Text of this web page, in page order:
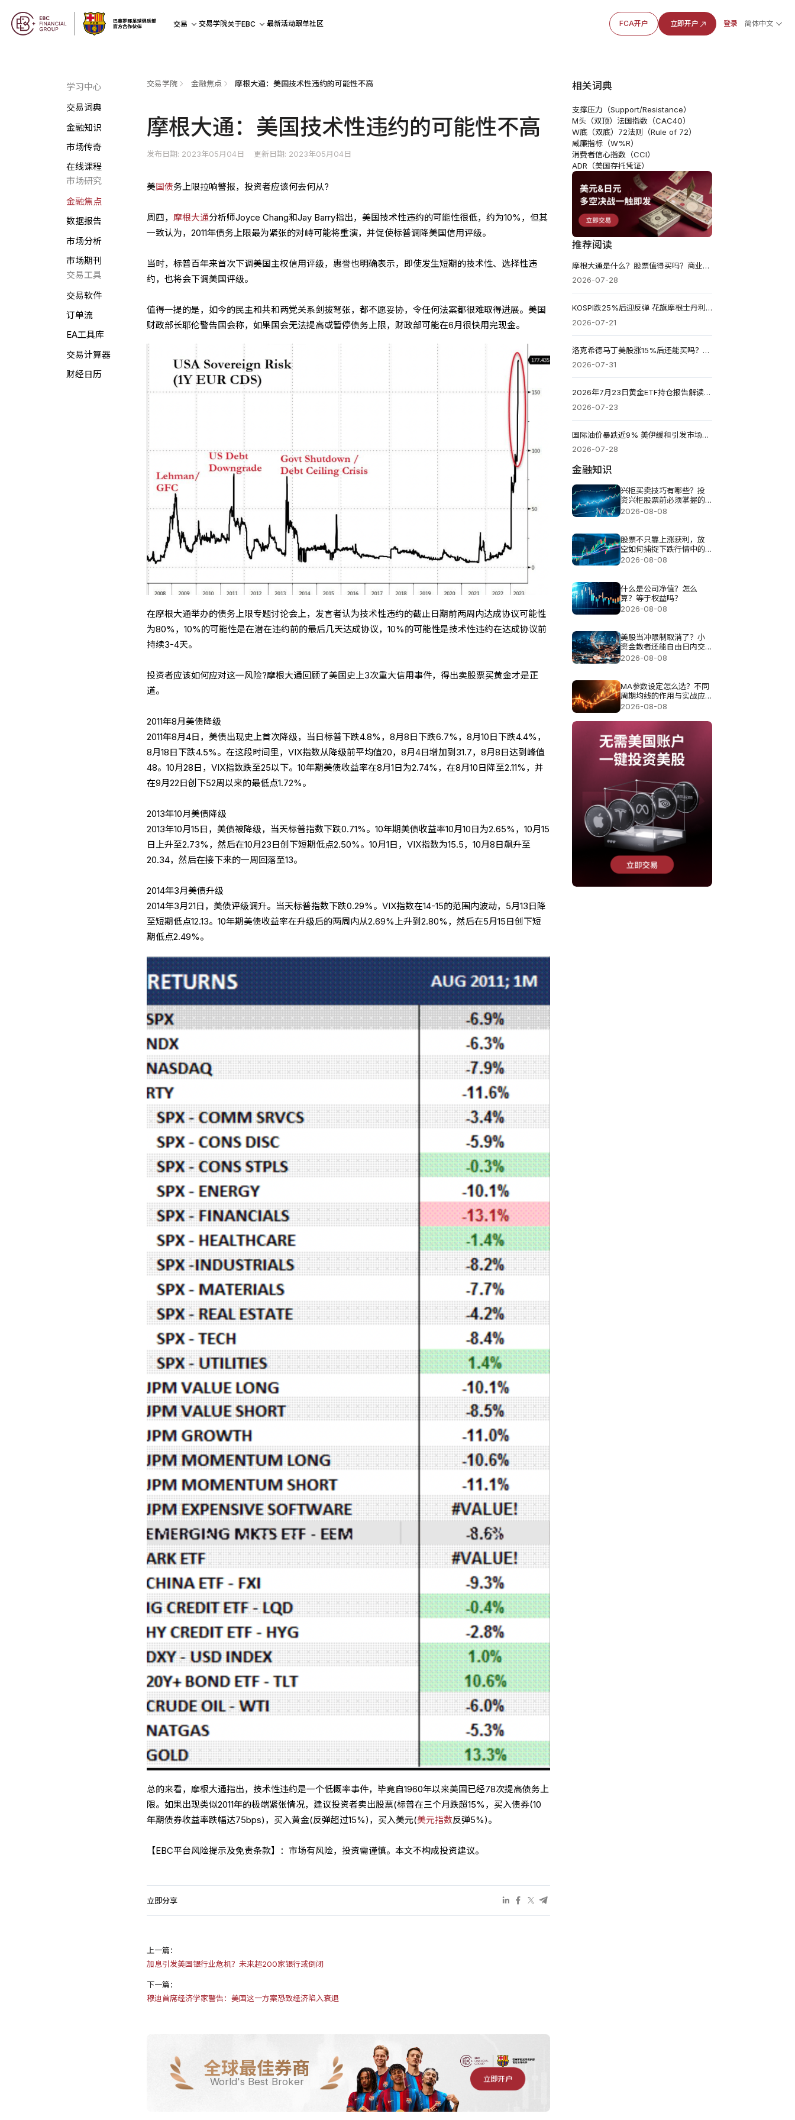
交易 交易学院关于EBC 最新活动跟单社区 FCA开户 立即开户 登录 简体中文
学习中心
交易词典
金融知识
市场传奇
在线课程
市场研究
金融焦点
数据报告
市场分析
市场期刊
交易工具
交易软件
订单流
EA工具库
交易计算器
财经日历
交易学院 金融焦点 摩根大通：美国技术性违约的可能性不高
摩根大通：美国技术性违约的可能性不高
发布日期: 2023年05月04日 更新日期: 2023年05月04日
美国债务上限拉响警报，投资者应该何去何从?
周四， 摩根大通分析师Joyce Chang和Jay Barry指出，美国技术性违约的可能性很低，约为10%，但其
一致认为，2011年债务上限最为紧张的对峙可能将重演，并促使标普调降美国信用评级。
当时，标普百年来首次下调美国主权信用评级，惠誉也明确表示，即使发生短期的技术性、选择性违
约，也将会下调美国评级。
值得一提的是，如今的民主和共和两党关系剑拔弩张，都不愿妥协，令任何法案都很难取得进展。美国
财政部长耶伦警告国会称，如果国会无法提高或暂停债务上限，财政部可能在6月很快用完现金。
在摩根大通举办的债务上限专题讨论会上，发言者认为技术性违约的截止日期前两周内达成协议可能性
为80%，10%的可能性是在潜在违约前的最后几天达成协议，10%的可能性是技术性违约在达成协议前
持续3-4天。
投资者应该如何应对这一风险?摩根大通回顾了美国史上3次重大信用事件，得出卖股票买黄金才是正
道。
2011年8月美债降级
2011年8月4日，美债出现史上首次降级，当日标普下跌4.8%，8月8日下跌6.7%，8月10日下跌4.4%，
8月18日下跌4.5%。在这段时间里，VIX指数从降级前平均值20，8月4日增加到31.7，8月8日达到峰值
48。10月28日，VIX指数跌至25以下。10年期美债收益率在8月1日为2.74%，在8月10日降至2.11%，并
在9月22日创下52周以来的最低点1.72%。
2013年10月美债降级
2013年10月15日，美债被降级，当天标普指数下跌0.71%。10年期美债收益率10月10日为2.65%，10月15
日上升至2.73%，然后在10月23日创下短期低点2.50%。10月1日，VIX指数为15.5，10月8日飙升至
20.34，然后在接下来的一周回落至13。
2014年3月美债升级
2014年3月21日，美债评级调升。当天标普指数下跌0.29%。VIX指数在14-15的范围内波动，5月13日降
至短期低点12.13。10年期美债收益率在升级后的两周内从2.69%上升到2.80%，然后在5月15日创下短
期低点2.49%。
总的来看，摩根大通指出，技术性违约是一个低概率事件，毕竟自1960年以来美国已经78次提高债务上
限。如果出现类似2011年的极端紧张情况，建议投资者卖出股票(标普在三个月跌超15%，买入债券(10
年期债券收益率跌幅达75bps)，买入黄金(反弹超过15%)，买入美元(美元指数反弹5%)。
【EBC平台风险提示及免责条款】：市场有风险，投资需谨慎。本文不构成投资建议。
立即分享
上一篇：
加息引发美国银行业危机？未来超200家银行或倒闭
下一篇：
穆迪首席经济学家警告：美国这一方案恐致经济陷入衰退
全球最佳券商
World's Best Broker 立即开户
相关词典
支撑压力（Support/Resistance）
M头（双顶） 法国指数（CAC40）
W底（双底） 72法则（Rule of 72）
威廉指标（W%R）
消费者信心指数（CCI）
ADR（美国存托凭证）
推荐阅读
摩根大通是什么？股票值得买吗？商业模式、ROE优势与投资逻辑
2026-07-28
KOSPI跌25%后迎反弹 花旗摩根士丹利看好后市
2026-07-21
洛克希德马丁美股涨15%后还能买吗？F-35能否推动股价再涨？
2026-07-31
2026年7月23日黄金ETF持仓报告解读：较前一个交易日增加1.998吨
2026-07-23
国际油价暴跌近9% 美伊缓和引发市场重新定价
2026-07-28
金融知识
兴柜买卖技巧有哪些？投
资兴柜股票前必须掌握的
五个重点
2026-08-08
股票不只靠上涨获利，放
空如何捕捉下跌行情中的
机会？
2026-08-08
什么是公司净值？怎么
算？等于权益吗？
2026-08-08
美股当冲限制取消了？小
资金散者还能自由日内交
易吗？
2026-08-08
MA参数设定怎么选？不同
周期均线的作用与实战应
用分析
2026-08-08